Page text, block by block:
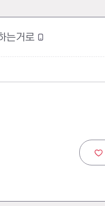
는거로